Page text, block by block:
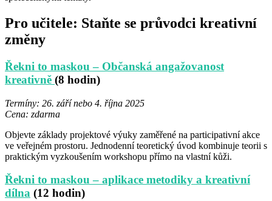
to
Pro učitele: Staňte se průvodci kreativní
změny
Řekni to maskou – Občanská angažovanost
kreativně (8 hodin)
Termíny: 26. září nebo 4. října 2025
Cena: zdarma
Objevte základy projektové výuky zaměřené na participativní akce
ve veřejném prostoru. Jednodenní teoretický úvod kombinuje teorii s
praktickým vyzkoušením workshopu přímo na vlastní kůži.
Řekni to maskou – aplikace metodiky a kreativní
dílna (12 hodin)